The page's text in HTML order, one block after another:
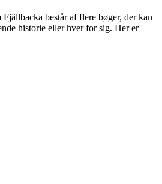
består af flere bøger, der kan
historie eller hver for sig. Her er